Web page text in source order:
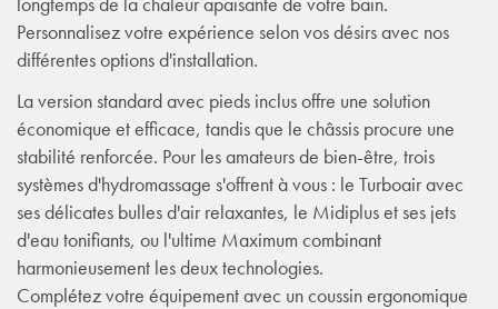
Personnalisez votre expérience selon vos désirs avec nos
différentes options d'installation.
La version standard avec pieds inclus offre une solution
économique et efficace, tandis que le châssis procure une
stabilité renforcée. Pour les amateurs de bien-être, trois
systèmes d'hydromassage s'offrent à vous : le Turboair avec
ses délicates bulles d'air relaxantes, le Midiplus et ses jets
d'eau tonifiants, ou l'ultime Maximum combinant
harmonieusement les deux technologies.
Complétez votre équipement avec un coussin ergonomique